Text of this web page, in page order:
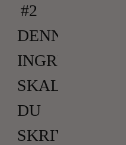
#2
DENNE
INGREDIENS
SKAL
DU
SKRIVE